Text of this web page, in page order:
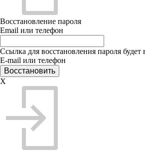
Восстановление пароля
Email или телефон
Ссылка для восстановления пароля
E-mail или телефон
X